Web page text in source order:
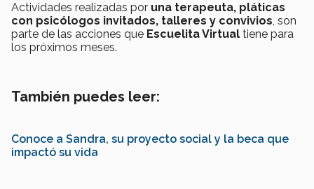
Actividades realizadas por una terapeuta, pláticas
con psicólogos invitados, talleres y convivios, son
parte de las acciones que Escuelita Virtual tiene para
los próximos meses.
También puedes leer:
Conoce a Sandra, su proyecto social y la beca que
impactó su vida